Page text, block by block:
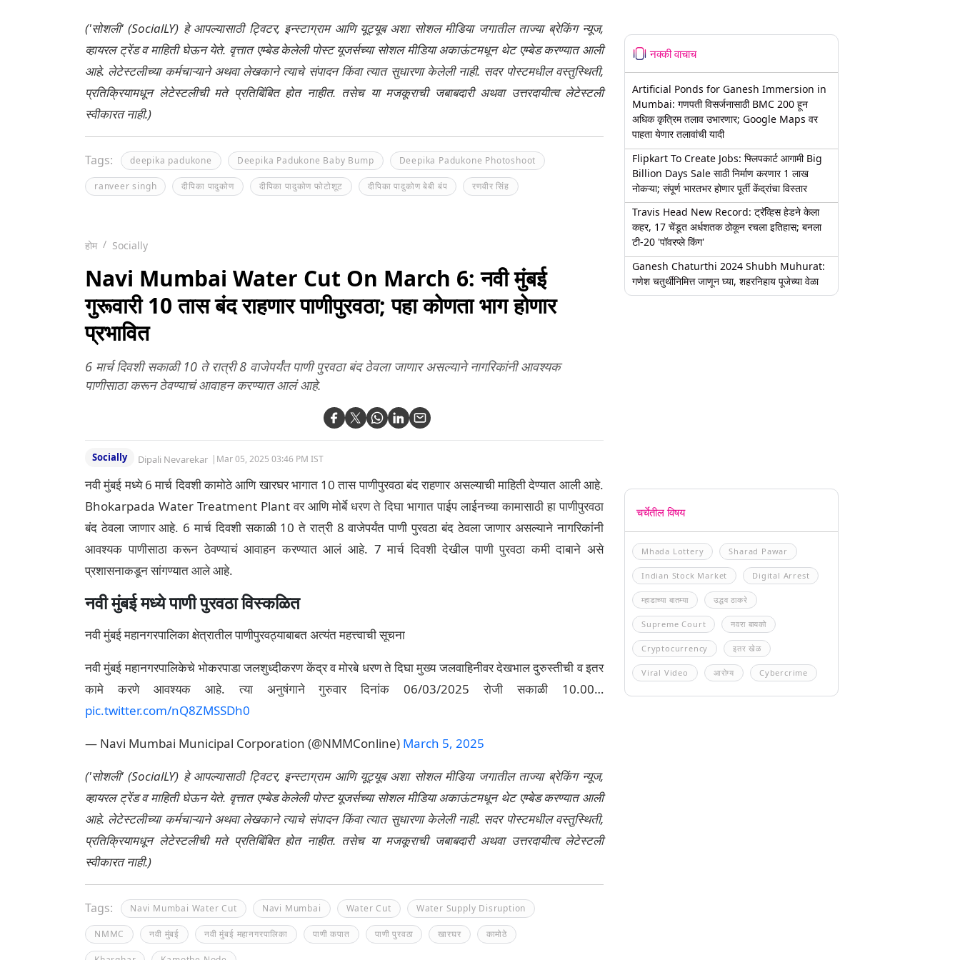
('सोशली' (SocialLY) हे आपल्यासाठी ट्विटर, इन्स्टाग्राम आणि यूट्यूब अशा सोशल मीडिया जगातील ताज्या ब्रेकिंग न्यूज,
व्हायरल ट्रेंड व माहिती घेऊन येते. वृत्तात एम्बेड केलेली पोस्ट यूजर्सच्या सोशल मीडिया अकाऊंटमधून थेट एम्बेड करण्यात आली
आहे. लेटेस्टलीच्या कर्मचाऱ्याने अथवा लेखकाने त्याचे संपादन किंवा त्यात सुधारणा केलेली नाही. सदर पोस्टमधील वस्तुस्थिती,
प्रतिक्रियामधून लेटेस्टलीची मते प्रतिबिंबित होत नाहीत. तसेच या मजकूराची जबाबदारी अथवा उत्तरदायीत्व लेटेस्टली
स्वीकारत नाही.)
Tags: deepika padukone Deepika Padukone Baby Bump Deepika Padukone Photoshoot
ranveer singh दीपिका पादुकोण दीपिका पादुकोण फोटोशूट दीपिका पादुकोण बेबी बंप रणवीर सिंह
होम Socially
Navi Mumbai Water Cut On March 6: नवी मुंबई
गुरूवारी 10 तास बंद राहणार पाणीपुरवठा; पहा कोणता भाग होणार
प्रभावित
6 मार्च दिवशी सकाळी 10 ते रात्री 8 वाजेपर्यंत पाणी पुरवठा बंद ठेवला जाणार असल्याने नागरिकांनी आवश्यक
पाणीसाठा करून ठेवण्याचं आवाहन करण्यात आलं आहे.
Socially Dipali Nevarekar | Mar 05, 2025 03:46 PM IST
नवी मुंबई मध्ये 6 मार्च दिवशी कामोठे आणि खारघर भागात 10 तास पाणीपुरवठा बंद राहणार असल्याची माहिती देण्यात आली आहे.
Bhokarpada Water Treatment Plant वर आणि मोर्बे धरण ते दिघा भागात पाईप लाईनच्या कामासाठी हा पाणीपुरवठा
बंद ठेवला जाणार आहे. 6 मार्च दिवशी सकाळी 10 ते रात्री 8 वाजेपर्यंत पाणी पुरवठा बंद ठेवला जाणार असल्याने नागरिकांनी
आवश्यक पाणीसाठा करून ठेवण्याचं आवाहन करण्यात आलं आहे. 7 मार्च दिवशी देखील पाणी पुरवठा कमी दाबाने असे
प्रशासनाकडून सांगण्यात आले आहे.
नवी मुंबई मध्ये पाणी पुरवठा विस्कळित
नवी मुंबई महानगरपालिका क्षेत्रातील पाणीपुरवठ्याबाबत अत्यंत महत्त्वाची सूचना
नवी मुंबई महानगरपालिकेचे भोकरपाडा जलशुध्दीकरण केंद्र व मोरबे धरण ते दिघा मुख्य जलवाहिनीवर देखभाल दुरुस्तीची व इतर
कामे करणे आवश्यक आहे. त्या अनुषंगाने गुरुवार दिनांक 06/03/2025 रोजी सकाळी 10.00…
pic.twitter.com/nQ8ZMSSDh0
— Navi Mumbai Municipal Corporation (@NMMConline) March 5, 2025
('सोशली' (SocialLY) हे आपल्यासाठी ट्विटर, इन्स्टाग्राम आणि यूट्यूब अशा सोशल मीडिया जगातील ताज्या ब्रेकिंग न्यूज,
व्हायरल ट्रेंड व माहिती घेऊन येते. वृत्तात एम्बेड केलेली पोस्ट यूजर्सच्या सोशल मीडिया अकाऊंटमधून थेट एम्बेड करण्यात आली
आहे. लेटेस्टलीच्या कर्मचाऱ्याने अथवा लेखकाने त्याचे संपादन किंवा त्यात सुधारणा केलेली नाही. सदर पोस्टमधील वस्तुस्थिती,
प्रतिक्रियामधून लेटेस्टलीची मते प्रतिबिंबित होत नाहीत. तसेच या मजकूराची जबाबदारी अथवा उत्तरदायीत्व लेटेस्टली
स्वीकारत नाही.)
Tags: Navi Mumbai Water Cut Navi Mumbai Water Cut Water Supply Disruption
NMMC नवी मुंबई नवी मुंबई महानगरपालिका पाणी कपात पाणी पुरवठा खारघर कामोठे
नक्की वाचाच
Artificial Ponds for Ganesh Immersion in
Mumbai: गणपती विसर्जनासाठी BMC 200 हून
अधिक कृत्रिम तलाव उभारणार; Google Maps वर
पाहता येणार तलावांची यादी
Flipkart To Create Jobs: फ्लिपकार्ट आगामी Big
Billion Days Sale साठी निर्माण करणार 1 लाख
नोकऱ्या; संपूर्ण भारतभर होणार पूर्ती केंद्रांचा विस्तार
Travis Head New Record: ट्रॅव्हिस हेडने केला
कहर, 17 चेंडूत अर्धशतक ठोकून रचला इतिहास; बनला
टी-20 'पॉवरप्ले किंग'
Ganesh Chaturthi 2024 Shubh Muhurat:
गणेश चतुर्थीनिमित्त जाणून घ्या, शहरनिहाय पूजेच्या वेळा
चर्चेतील विषय
Mhada Lottery Sharad Pawar
Indian Stock Market Digital Arrest
म्हाडाच्या बातम्या उद्धव ठाकरे
Supreme Court नवरा बायको
Cryptocurrency इतर खेळ
Viral Video आरोग्य Cybercrime